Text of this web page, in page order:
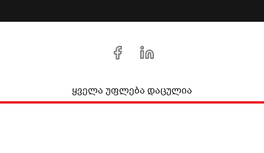
ყველა უფლება დაცულია